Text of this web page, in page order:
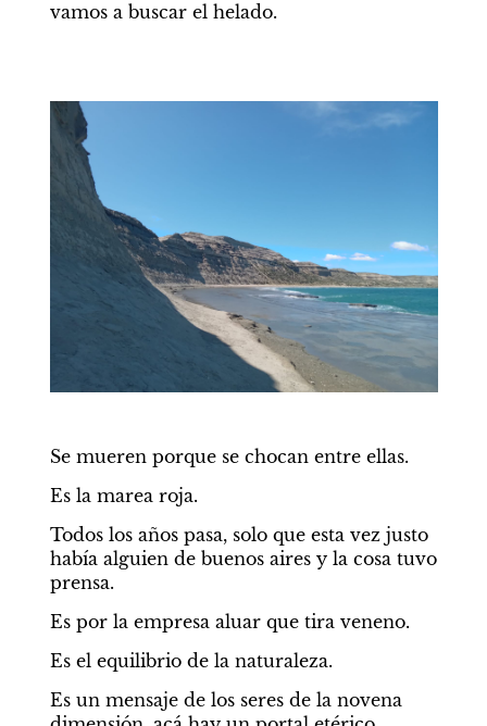
vamos a buscar el helado.
Se mueren porque se chocan entre ellas.
Es la marea roja.
Todos los años pasa, solo que esta vez justo
había alguien de buenos aires y la cosa tuvo
prensa.
Es por la empresa aluar que tira veneno.
Es el equilibrio de la naturaleza.
Es un mensaje de los seres de la novena